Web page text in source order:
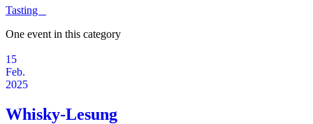
Tasting
One event in this category
15
Feb.
2025
Whisky-Lesung